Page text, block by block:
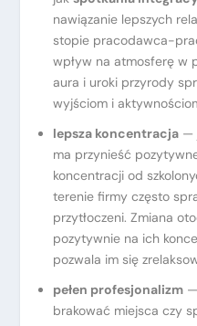
nawiązanie lepszych
stopie pracodawca-
wpływ na atmosferę w
aura i uroki przyrody
wyjściom i
lepsza koncentracja —
ma przynieść
koncentracji od
terenie firmy często
przytłoczeni. Zmiana
pozytywnie na ich
pozwala im się
pełen profesjonalizm
brakować miejsca czy